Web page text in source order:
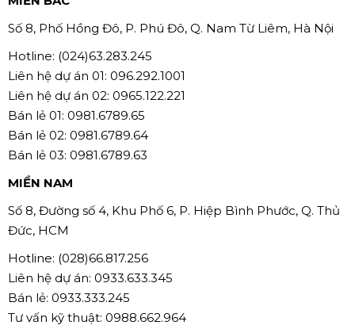
Số 8, Phố Hồng Đô, P. Phú Đô, Q. Nam Từ Liêm, Hà Nội
Hotline: (024)63.283.245
Liên hệ dự án 01: 096.292.1001
Liên hệ dự án 02: 0965.122.221
Bán lẻ 01: 0981.6789.65
Bán lẻ 02: 0981.6789.64
Bán lẻ 03: 0981.6789.63
MIỀN NAM
Số 8, Đường số 4, Khu Phố 6, P. Hiệp Bình Phước, Q. Thủ
Đức, HCM
Hotline: (028)66.817.256
Liên hệ dự án: 0933.633.345
Bán lẻ: 0933.333.245
Tư vấn kỹ thuật: 0988.662.964